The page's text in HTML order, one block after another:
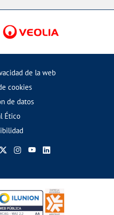
de la web
cookies
de datos
Ético